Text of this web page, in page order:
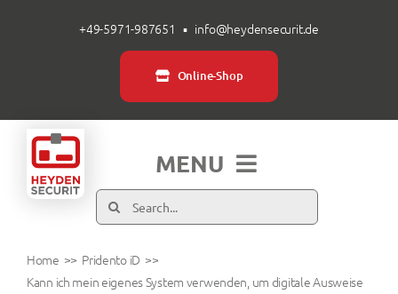
+49-5971-987651 ▪ info@heydensecurit.de
Online-Shop
MENU
Branchen
Suche
Home
Pridento iD
Kann ich mein eigenes System verwenden, um digitale Ausweise